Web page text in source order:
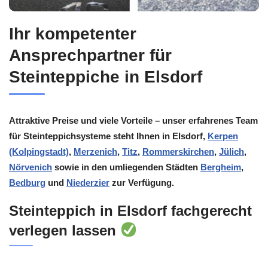
Ihr kompetenter
Ansprechpartner für
Steinteppiche in Elsdorf
Attraktive Preise und viele Vorteile – unser erfahrenes Team
für Steinteppichsysteme steht Ihnen in Elsdorf, Kerpen
(Kolpingstadt), Merzenich, Titz, Rommerskirchen, Jülich,
Nörvenich sowie in den umliegenden Städten Bergheim,
Bedburg und Niederzier zur Verfügung.
Steinteppich in Elsdorf fachgerecht
verlegen lassen